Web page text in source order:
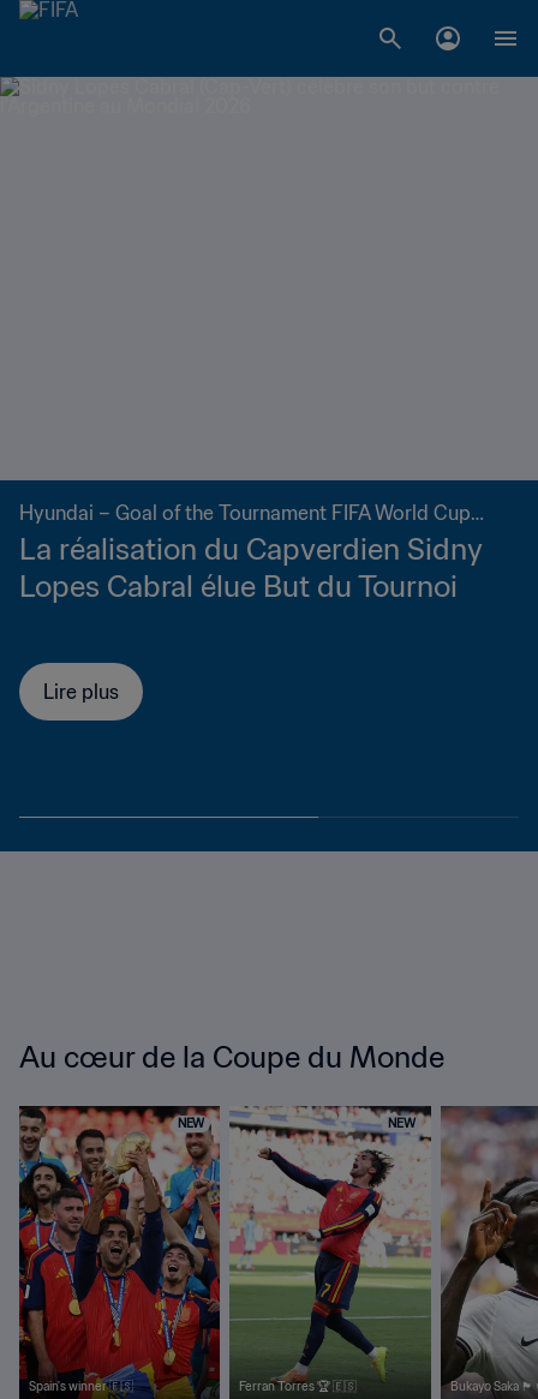
FIFA World Cup 2026™
L’Espagne triomphe dans une Coupe
du Monde de la FIFA™ qui fera date
Lire plus
Au cœur de la Coupe du Monde
NEW
Spain's winner 🇪🇸
NEW
Ferran Torres 🏆 🇪🇸 Bukayo Saka 🏴󠁧󠁢󠁥󠁮󠁧󠁿